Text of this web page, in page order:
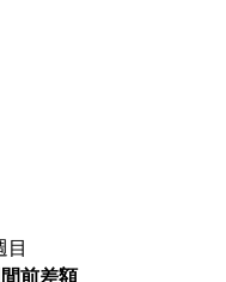
目
前差額